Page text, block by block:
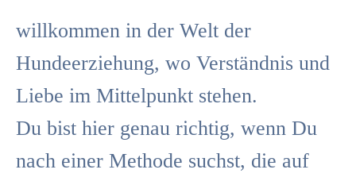
willkommen in der Welt der
Hundeerziehung, wo Verständnis und
Liebe im Mittelpunkt stehen.
Du bist hier genau richtig, wenn Du
nach einer Methode suchst, die auf